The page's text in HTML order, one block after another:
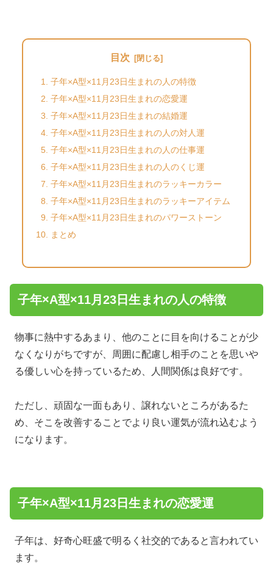
目次
子年×A型×11月23日生まれの人の特徴
子年×A型×11月23日生まれの恋愛運
子年×A型×11月23日生まれの結婚運
子年×A型×11月23日生まれの人の対人運
子年×A型×11月23日生まれの人の仕事運
子年×A型×11月23日生まれの人のくじ運
子年×A型×11月23日生まれのラッキーカラー
子年×A型×11月23日生まれのラッキーアイテム
子年×A型×11月23日生まれのパワーストーン
まとめ
子年×A型×11月23日生まれの人の特徴
物事に熱中するあまり、他のことに目を向けることが少
なくなりがちですが、周囲に配慮し相手のことを思いや
る優しい心を持っているため、人間関係は良好です。
ただし、頑固な一面もあり、譲れないところがあるた
め、そこを改善することでより良い運気が流れ込むよう
になります。
子年×A型×11月23日生まれの恋愛運
子年は、好奇心旺盛で明るく社交的であると言われてい
ます。